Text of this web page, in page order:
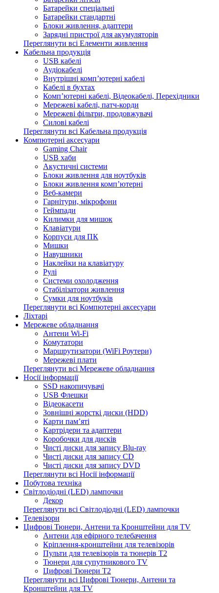
Батарейки спеціальні
Батарейки стандартні
Блоки живлення, адаптери
Зарядні пристрої для акумуляторів
Переглянути всі Елементи живлення
Кабельна продукція
USB кабелі
Аудіокабелі
Внутрішні комп’ютерні кабелі
Кабелі в бухтах
Комп’ютерні кабелі, Відеокабелі, Перехідники
Мережеві кабелі, патч-корди
Мережеві фільтри, продовжувачі
Силові кабелі
Переглянути всі Кабельна продукція
Компютерні аксесуари
Gaming Chair
USB хаби
Акустичні системи
Блоки живлення для ноутбуків
Блоки живлення комп’ютерні
Веб-камери
Гарнітури, мікрофони
Геймпади
Килимки для мишок
Клавіатури
Корпуси для ПК
Мишки
Навушники
Наклейки на клавіатуру
Рулі
Системи охолодження
Стабілізатори живлення
Сумки для ноутбуків
Переглянути всі Компютерні аксесуари
Ліхтарі
Мережеве обладнання
Антени Wi-Fi
Комутатори
Маршрутизатори (WiFi Роутери)
Мережеві плати
Переглянути всі Мережеве обладнання
Носії інформації
SSD накопичувачі
USB Флешки
Відеокасети
Зовнішні жорсткі диски (HDD)
Карти пам’яті
Картрідери та адаптери
Коробочки для дисків
Чисті диски для запису Blu-ray
Чисті диски для запису CD
Чисті диски для запису DVD
Переглянути всі Носії інформації
Побутова техніка
Світлодіодні (LED) лампочки
Декор
Переглянути всі Світлодіодні (LED) лампочки
Телевізори
Цифрові Тюнери, Антени та Кронштейни для TV
Антени для ефірного телебачення
Кріплення-кронштейни для телевізорів
Пульти для телевізорів та тюнерів T2
Тюнери для супутникового TV
Цифрові Тюнери T2
Переглянути всі Цифрові Тюнери, Антени та
Кронштейни для TV